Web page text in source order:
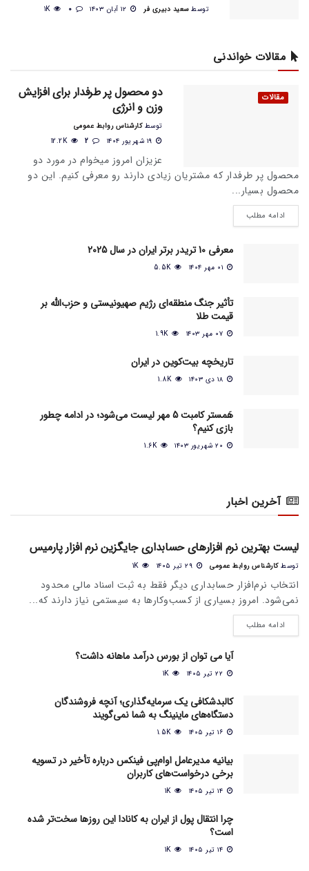
توسط سعید دبیری فر 1K
مقالات خواندنی
مقالات
دو محصول پر طرفدار برای افزایش
وزن و انرژی
توسط کارشناس روابط عمومی
12.2K
عزیزان امروز میخوام در مورد دو
محصول پر طرفدار که مشتریان زیادی دارند رو معرفی کنیم. این دو
محصول بسیار...
ادامه مطلب
معرفی 10 تریدر برتر ایران در سال 2025
5.5K
تأثیر جنگ منطقه‌ای رژیم صهیونیستی و حزب‌الله بر
قیمت طلا
1.9K
تاریخچه بیت‌کوین در ایران
1.8K
هَمستر کامبت 5 مهر لیست می‌شود؛ در ادامه چطور
بازی کنیم؟
1.6K
آخرین اخبار
اخبار عمومی بازار
لیست بهترین نرم افزارهای حسابداری جایگزین نرم افزار پارمیس
توسط کارشناس روابط عمومی 1K
انتخاب نرم‌افزار حسابداری دیگر فقط به ثبت اسناد مالی محدود
نمی‌شود. امروز بسیاری از کسب‌وکارها به سیستمی نیاز دارند که...
ادامه مطلب
آیا می‌ توان از بورس درآمد ماهانه داشت؟
1K
کالبدشکافی یک سرمایه‌گذاری؛ آنچه فروشندگان
دستگاه‌های ماینینگ به شما نمی‌گویند
1.5K
بیانیه مدیرعامل او‌ام‌پی فینکس درباره تأخیر در تسویه
برخی درخواست‌های کاربران
1K
چرا انتقال پول از ایران به کانادا این روزها سخت‌تر شده
است؟
1K